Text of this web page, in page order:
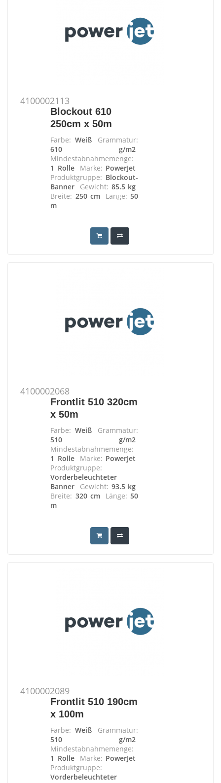
4100002113
Blockout 610
250cm x 50m
Farbe: Weiß
Grammatur:
610 g/m2
Mindestabnahmemenge:
1 Rolle
Marke: PowerJet
Produktgruppe: Blockout-
Banner
Gewicht: 85.5 kg
Breite: 250 cm Länge:50
m
4100002068
Frontlit 510 320cm
x 50m
Farbe: Weiß
Grammatur:
510 g/m2
Mindestabnahmemenge:
1 Rolle
Marke: PowerJet
Produktgruppe:
Vorderbeleuchteter
Banner
Gewicht: 93.5 kg
Breite: 320 cm Länge:50
m
4100002089
Frontlit 510 190cm
x 100m
Farbe: Weiß
Grammatur:
510 g/m2
Mindestabnahmemenge:
1 Rolle
Marke: PowerJet
Produktgruppe:
Vorderbeleuchteter